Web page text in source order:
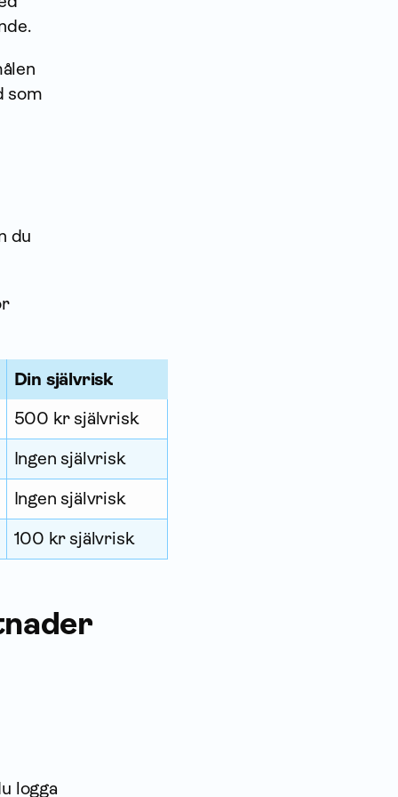
som
du
Din självrisk
500 kr självrisk
Ingen självrisk
Ingen självrisk
100 kr självrisk
logga